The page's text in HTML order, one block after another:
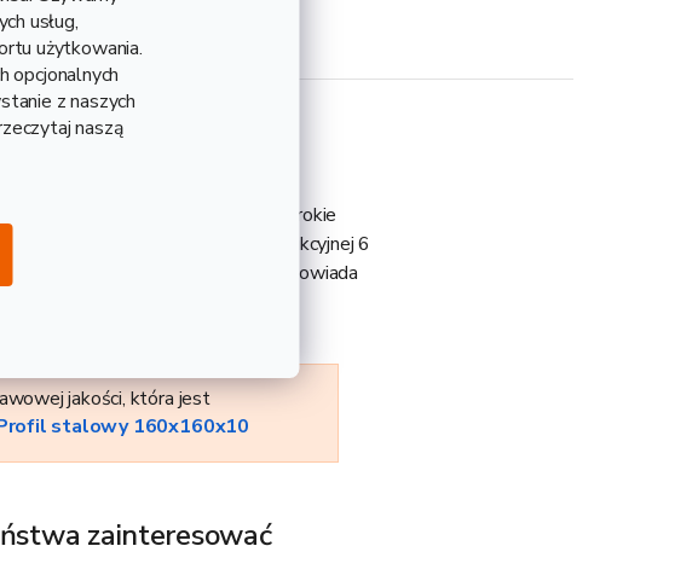
usług,
użytkowania.
opcjonalnych
z naszych
naszą
walcowany na gorąco. Szerokie
Dostarczane w długości produkcyjnej 6
profilu 10 mm. Długość 1 m odpowiada
jakości, która jest
stalowy 160x160x10
zainteresować